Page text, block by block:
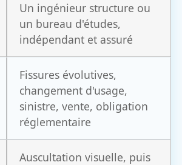
Un ingénieur structure ou
un bureau d'études,
indépendant et assuré
Fissures évolutives,
changement d'usage,
sinistre, vente, obligation
réglementaire
Auscultation visuelle, puis